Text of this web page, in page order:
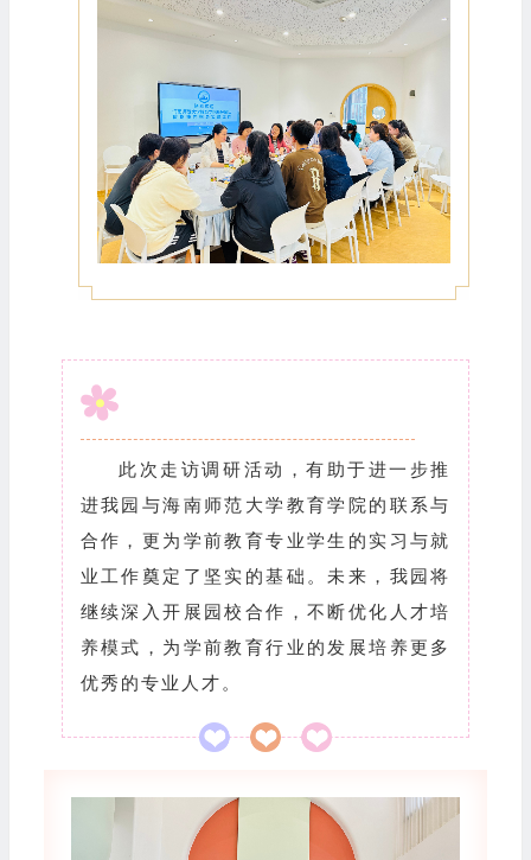
此次走访调研活动，有助于进一步推
进我园与海南师范大学教育学院的联系与
合作，更为学前教育专业学生的实习与就
业工作奠定了坚实的基础。未来，我园将
继续深入开展园校合作，不断优化人才培
养模式，为学前教育行业的发展培养更多
优秀的专业人才。